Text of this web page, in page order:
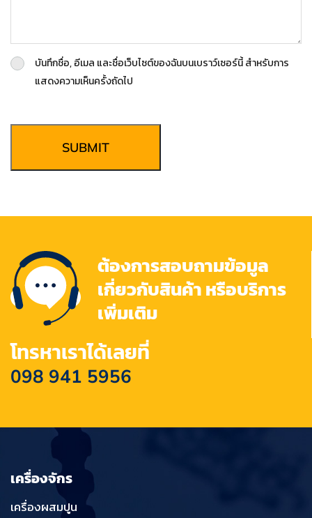
บันทึกชื่อ, อีเมล และชื่อเว็บไซต์ของฉันบนเบราว์เซอร์นี้ สำหรับการ
แสดงความเห็นครั้งถัดไป
SUBMIT
ต้องการสอบถามข้อมูล
เกี่ยวกับสินค้า หรือบริการ
เพิ่มเติม
โทรหาเราได้เลยที่
098 941 5956
เครื่องจักร
เครื่องผสมปูน